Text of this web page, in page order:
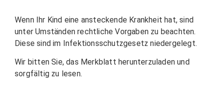
Wenn Ihr Kind eine ansteckende Krankheit hat, sind
unter Umständen rechtliche Vorgaben zu beachten.
Diese sind im Infektionsschutzgesetz niedergelegt.
Wir bitten Sie, das Merkblatt herunterzuladen und
sorgfältig zu lesen.